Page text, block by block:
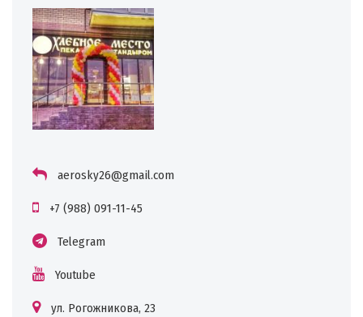
aerosky26@gmail.com
+7 (988) 091-11-45
Telegram
Youtube
ул. Рогожникова, 23